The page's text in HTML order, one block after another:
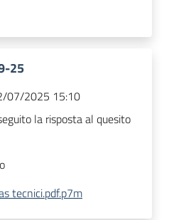
25
07/2025 15:10
la risposta al quesito
tecnici.pdf.p7m